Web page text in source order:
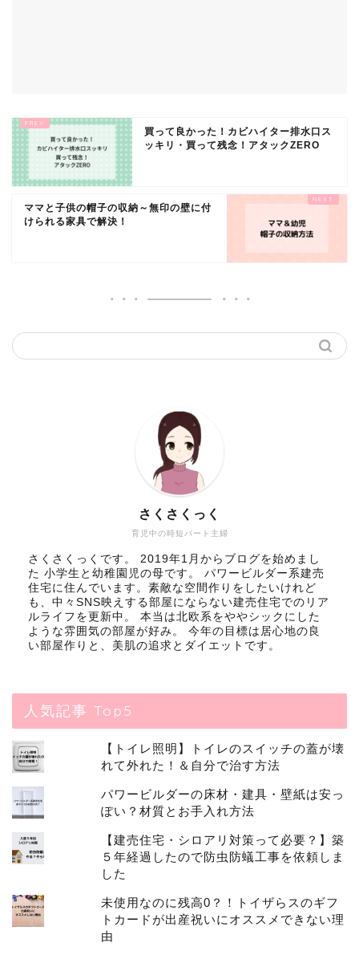
買って良かった！カビハイター排水口ス
ッキリ・買って残念！アタックZERO
ママと子供の帽子の収納～無印の壁に付
けられる家具で解決！
育児中の時短パート主婦
さくさくっく
さくさくっくです。 2019年1月からブログを始めまし
た 小学生と幼稚園児の母です。 パワービルダー系建売
住宅に住んでいます。素敵な空間作りをしたいけれど
も、中々SNS映えする部屋にならない建売住宅でのリア
ルライフを更新中。 本当は北欧系をややシックにした
ような雰囲気の部屋が好み。 今年の目標は居心地の良
い部屋作りと、美肌の追求とダイエットです。
人気記事 Top5
【トイレ照明】トイレのスイッチの蓋が壊
れて外れた！＆自分で治す方法
パワービルダーの床材・建具・壁紙は安っ
ぽい？材質とお手入れ方法
【建売住宅・シロアリ対策って必要？】築
５年経過したので防虫防蟻工事を依頼しま
した
未使用なのに残高0？！トイザらスのギフ
トカードが出産祝いにオススメできない理
由